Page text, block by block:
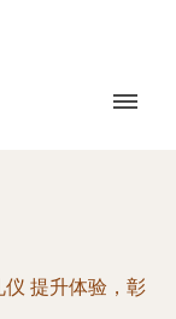
仪 提升体验，彰